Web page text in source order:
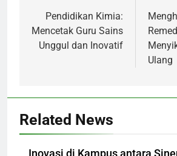
navigation
Pendidikan Kimia:
Mencetak Guru Sains
Unggul dan Inovatif
Ulang
Related News
Inovasi di Kampus antara